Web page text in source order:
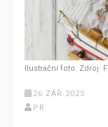
Ilustrační foto. Zdroj:
26 ZÁŘ 2025
PR